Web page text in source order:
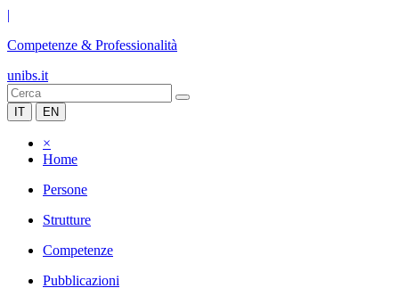
|
Competenze & Professionalità
unibs.it
IT EN
×
Home
Persone
Strutture
Competenze
Pubblicazioni